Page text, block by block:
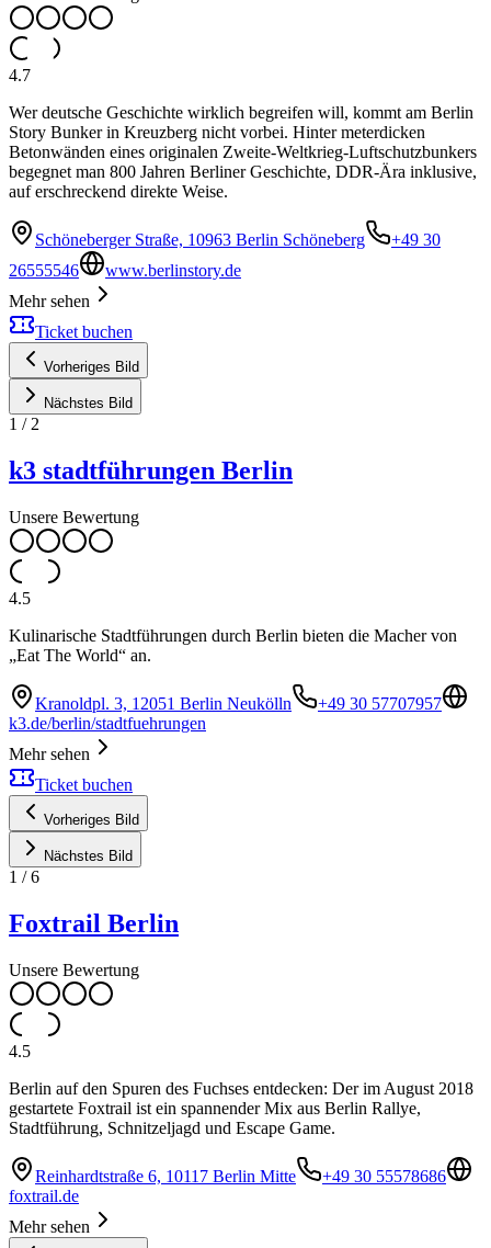
4.7
Wer deutsche Geschichte wirklich begreifen will, kommt am Berlin
Story Bunker in Kreuzberg nicht vorbei. Hinter meterdicken
Betonwänden eines originalen Zweite-Weltkrieg-Luftschutzbunkers
begegnet man 800 Jahren Berliner Geschichte, DDR-Ära inklusive,
auf erschreckend direkte Weise.
Schöneberger Straße, 10963 Berlin Schöneberg
+49 30
26555546
www.berlinstory.de
Mehr sehen
Ticket buchen
Vorheriges Bild
Nächstes Bild
1 / 2
k3 stadtführungen Berlin
Unsere Bewertung
4.5
Kulinarische Stadtführungen durch Berlin bieten die Macher von
„Eat The World“ an.
Kranoldpl. 3, 12051 Berlin Neukölln
+49 30 57707957
k3.de/berlin/stadtfuehrungen
Mehr sehen
Ticket buchen
Vorheriges Bild
Nächstes Bild
1 /6
Foxtrail Berlin
Unsere Bewertung
4.5
Berlin auf den Spuren des Fuchses entdecken: Der im August 2018
gestartete Foxtrail ist ein spannender Mix aus Berlin Rallye,
Stadtführung, Schnitzeljagd und Escape Game.
Reinhardtstraße 6, 10117 Berlin Mitte
+49 30 55578686
foxtrail.de
Mehr sehen